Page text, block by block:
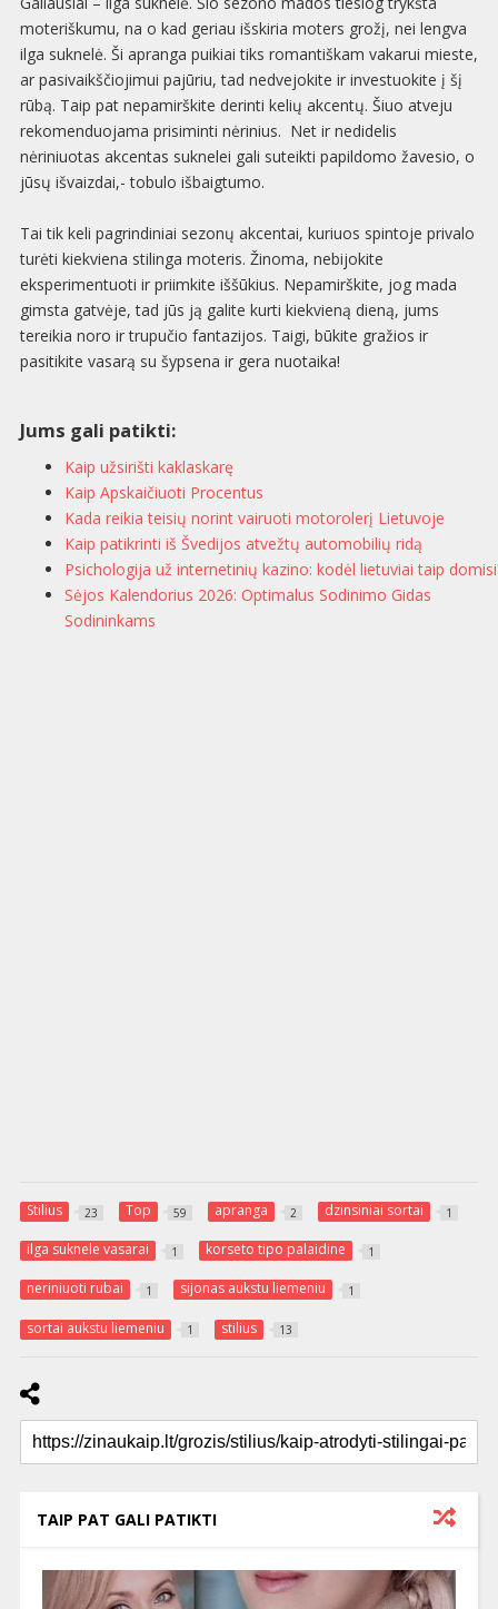
moteriškumu, na o kad geriau išskiria moters grožį, nei lengva
ilga suknelė. Ši apranga puikiai tiks romantiškam vakarui mieste,
ar pasivaikščiojimui pajūriu, tad nedvejokite ir investuokite į šį
rūbą. Taip pat nepamirškite derinti kelių akcentų. Šiuo atveju
rekomenduojama prisiminti nėrinius. Net ir nedidelis
nėriniuotas akcentas suknelei gali suteikti papildomo žavesio, o
jūsų išvaizdai,- tobulo išbaigtumo.
Tai tik keli pagrindiniai sezonų akcentai, kuriuos spintoje privalo
turėti kiekviena stilinga moteris. Žinoma, nebijokite
eksperimentuoti ir priimkite iššūkius. Nepamirškite, jog mada
gimsta gatvėje, tad jūs ją galite kurti kiekvieną dieną, jums
tereikia noro ir trupučio fantazijos. Taigi, būkite gražios ir
pasitikite vasarą su šypsena ir gera nuotaika!
Jums gali patikti:
Kaip užsirišti kaklaskarę
Kaip Apskaičiuoti Procentus
Kada reikia teisių norint vairuoti motorolerį Lietuvoje
Kaip patikrinti iš Švedijos atvežtų automobilių ridą
Psichologija už internetinių kazino: kodėl lietuviai taip
Sėjos Kalendorius 2026: Optimalus Sodinimo Gidas
Sodininkams
Stilius 23 Top 59 apranga 2 dzinsiniai sortai 1
ilga suknele vasarai 1 korseto tipo palaidine 1
neriniuoti rubai 1 sijonas aukstu liemeniu 1
sortai aukstu liemeniu 1 stilius 13
TAIP PAT GALI PATIKTI